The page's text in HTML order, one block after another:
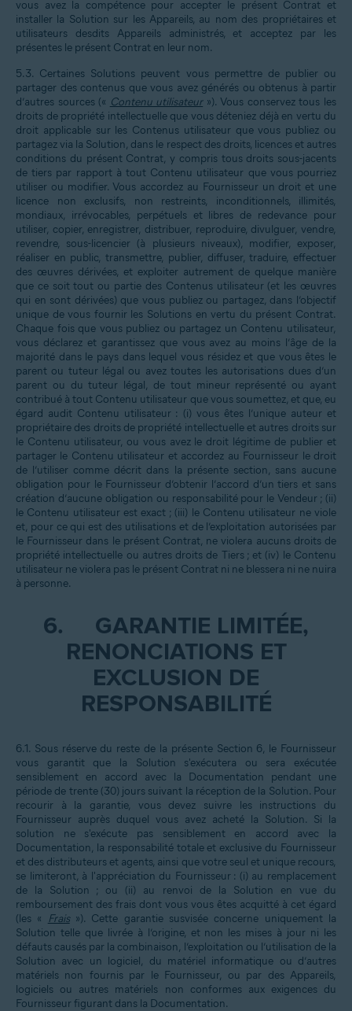
vous avez la compétence pour accepter le présent Contrat et
installer la Solution sur les Appareils, au nom des propriétaires et
utilisateurs desdits Appareils administrés, et acceptez par les
présentes le présent Contrat en leur nom.
5.3. Certaines Solutions peuvent vous permettre de publier ou
partager des contenus que vous avez générés ou obtenus à partir
d’autres sources (« Contenu utilisateur»). Vous conservez tous les
droits de propriété intellectuelle que vous déteniez déjà en vertu du
droit applicable sur les Contenus utilisateur que vous publiez ou
partagez via la Solution, dans le respect des droits, licences et autres
conditions du présent Contrat, y compris tous droits sous-jacents
de tiers par rapport à tout Contenu utilisateur que vous pourriez
utiliser ou modifier. Vous accordez au Fournisseur un droit et une
licence non exclusifs, non restreints, inconditionnels, illimités,
mondiaux, irrévocables, perpétuels et libres de redevance pour
utiliser, copier, enregistrer, distribuer, reproduire, divulguer, vendre,
revendre, sous-licencier (à plusieurs niveaux), modifier, exposer,
réaliser en public, transmettre, publier, diffuser, traduire, effectuer
des œuvres dérivées, et exploiter autrement de quelque manière
que ce soit tout ou partie des Contenus utilisateur (et les œuvres
qui en sont dérivées) que vous publiez ou partagez, dans l’objectif
unique de vous fournir les Solutions en vertu du présent Contrat.
Chaque fois que vous publiez ou partagez un Contenu utilisateur,
vous déclarez et garantissez que vous avez au moins l’âge de la
majorité dans le pays dans lequel vous résidez et que vous êtes le
parent ou tuteur légal ou avez toutes les autorisations dues d’un
parent ou du tuteur légal, de tout mineur représenté ou ayant
contribué à tout Contenu utilisateur que vous soumettez, et que, eu
égard audit Contenu utilisateur : (i) vous êtes l’unique auteur et
propriétaire des droits de propriété intellectuelle et autres droits sur
le Contenu utilisateur, ou vous avez le droit légitime de publier et
partager le Contenu utilisateur et accordez au Fournisseur le droit
de l’utiliser comme décrit dans la présente section, sans aucune
obligation pour le Fournisseur d’obtenir l’accord d’un tiers et sans
création d’aucune obligation ou responsabilité pour le Vendeur ; (ii)
le Contenu utilisateur est exact ; (iii) le Contenu utilisateur ne viole
et, pour ce qui est des utilisations et de l’exploitation autorisées par
le Fournisseur dans le présent Contrat, ne violera aucuns droits de
propriété intellectuelle ou autres droits de Tiers ; et (iv) le Contenu
utilisateur ne violera pas le présent Contrat ni ne blessera ni ne nuira
à personne.
6.
GARANTIE LIMITÉE,
RENONCIATIONS ET
EXCLUSION DE
RESPONSABILITÉ
6.1. Sous réserve du reste de la présente Section 6, le Fournisseur
vous garantit que la Solution s'exécutera ou sera exécutée
sensiblement en accord avec la Documentation pendant une
période de trente (30) jours suivant la réception de la Solution. Pour
recourir à la garantie, vous devez suivre les instructions du
Fournisseur auprès duquel vous avez acheté la Solution. Si la
solution ne s'exécute pas sensiblement en accord avec la
Documentation, la responsabilité totale et exclusive du Fournisseur
et des distributeurs et agents, ainsi que votre seul et unique recours,
se limiteront, à l'appréciation du Fournisseur : (i) au remplacement
de la Solution ; ou (ii) au renvoi de la Solution en vue du
remboursement des frais dont vous vous êtes acquitté à cet égard
(les «
Frais»). Cette garantie susvisée concerne uniquement la
Solution telle que livrée à l’origine, et non les mises à jour ni les
défauts causés par la combinaison, l’exploitation ou l’utilisation de la
Solution avec un logiciel, du matériel informatique ou d’autres
matériels non fournis par le Fournisseur, ou par des Appareils,
logiciels ou autres matériels non conformes aux exigences du
Fournisseur figurant dans la Documentation.